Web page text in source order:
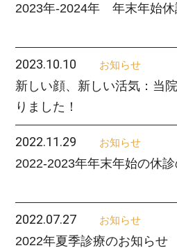
2023年-2024年 年末年始休
2023.10.10 お知らせ
新しい顔、新しい活気：当
りました！
2022.11.29 お知らせ
2022-2023年年末年始の休
2022.07.27 お知らせ
2022年夏季診療のお知らせ